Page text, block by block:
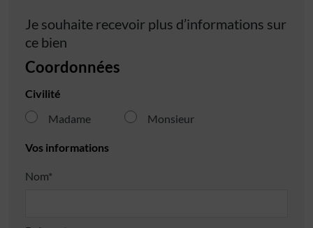
Je souhaite recevoir plus d’informations sur
ce bien
Coordonnées
Civilité
Madame
Monsieur
Vos informations
Nom*